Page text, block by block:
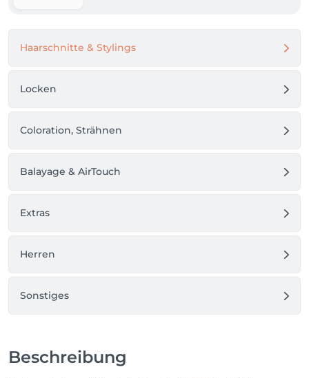
Haarschnitte & Stylings
Locken
Coloration, Strähnen
Balayage & AirTouch
Extras
Herren
Sonstiges
Beschreibung